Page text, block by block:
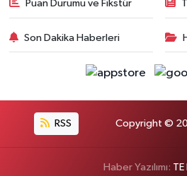
Puan Durumu ve Fikstür
Son Dakika Haberleri
RSS Copyright ©
Haber Yazılımı: TE